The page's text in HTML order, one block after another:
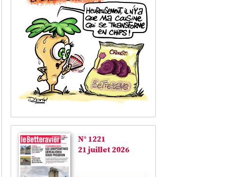
Biocarburants
Environnement
Vidéos
Contact
N° 1221
21 juillet 2026